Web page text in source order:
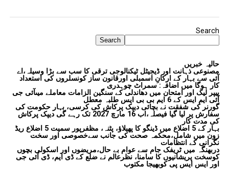
Search
Search
حالیہ خبریں
مصنوعی ذہانت اور ڈیجیٹل ٹیکنالوجی ترقی کا سب سے بڑا وسیلہ،اے
آئی سے بہار کے ارکانِ اسمبلی اورقانون ساز کونسلروں کی استعداد
کار ہوگا میں اضافہ: سمراٹ چوہدری
پیپر لیک اور امتحان میں دھاندلی کے سنگین الزامات معاملے میںآئی جی
آئی ایم ایس کے 6 ایم بی بی ایس طلبہ معطل
گورنر کی شفقت نے بچائی دیپک پرکاش کی کرسی، بہار حکومت کی
سفارش پر لیا گیا فیصلہ،اب 16 مارچ 2027 تک رہے گی دیپک پرکاش
کی مدت کار
بہار کے 5 اضلاع میں ڈینگو کا پھیلاؤ، پٹنہ، مظفرپور سمیت 5 اضلاع ریڈ
زون میں شامل،محکمہ صحت کی جانب سےخصوصی اور سخت
نگرانی کے انتظامات
دربھنگہ میں ٹریفک جام سے عوام بے حال،مریضوں اور اسکولی بچوں
کوسخت پریشانیوں کا سامنا، نظرعالم نے ضلع کے ڈی ایم، ڈی آئی جی
اور ایس ایس پی کوبھیجا مکتوب